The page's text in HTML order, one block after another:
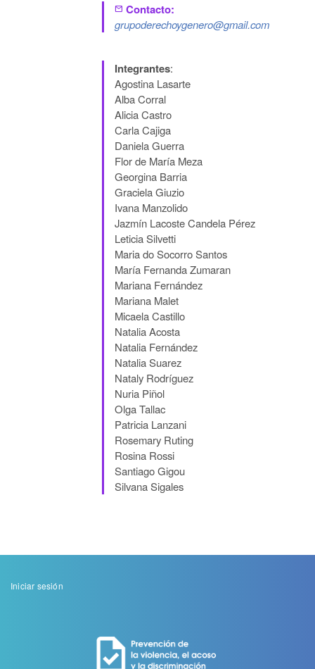
mail Contacto:
grupoderechoygenero@gmail.com
Integrantes:
Agostina Lasarte
Alba Corral
Alicia Castro
Carla Cajiga
Daniela Guerra
Flor de María Meza
Georgina Barria
Graciela Giuzio
Ivana Manzolido
Jazmín Lacoste Candela Pérez
Leticia Silvetti
Maria do Socorro Santos
María Fernanda Zumaran
Mariana Fernández
Mariana Malet
Micaela Castillo
Natalia Acosta
Natalia Fernández
Natalia Suarez
Nataly Rodríguez
Nuria Piñol
Olga Tallac
Patricia Lanzani
Rosemary Ruting
Rosina Rossi
Santiago Gigou
Silvana Sigales
Menu
Iniciar sesión